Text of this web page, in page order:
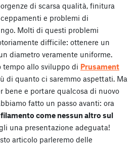
di scarsa qualità, finitura
e problemi di
Molti di questi problemi
difficile: ottenere un
diametro veramente uniforme.
allo sviluppo di Prusament
di quanto ci saremmo aspettati. Ma
bene e portare qualcosa di nuovo
fatto un passo avanti: ora
come nessun altro sul
una presentazione adeguata!
articolo parleremo delle